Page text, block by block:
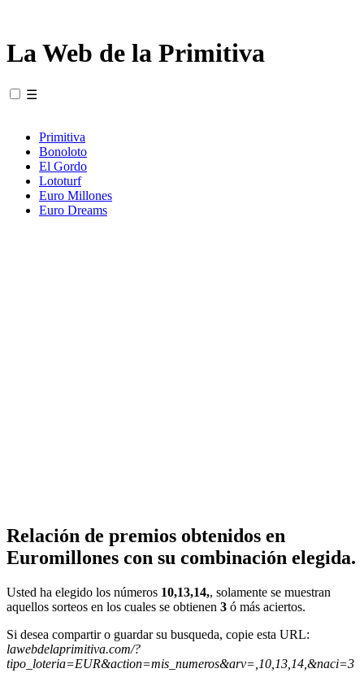
La Web de la Primitiva
☰
Primitiva
Bonoloto
El Gordo
Lototurf
Euro Millones
Euro Dreams
Relación de premios obtenidos en
Euromillones con su combinación elegida.
Usted ha elegido los números 10,13,14,, solamente se muestran
aquellos sorteos en los cuales se obtienen 3 ó más aciertos.
Si desea compartir o guardar su busqueda, copie esta URL:
lawebdelaprimitiva.com/?
tipo_loteria=EUR&action=mis_numeros&arv=,10,13,14,&naci=3